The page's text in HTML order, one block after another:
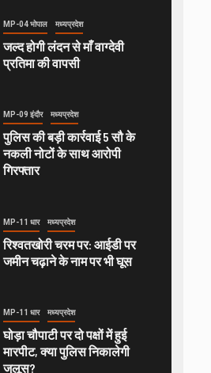
MP-04 भोपाल मध्यप्रदेश
जल्द होगी लंदन से माँ वाग्देवी
प्रतिमा की वापसी
MP-09 इंदौर मध्यप्रदेश
पुलिस की बड़ी कार्रवाई 5 सौ के
नकली नोटों के साथ आरोपी
गिरफ्तार
MP-11 धार मध्यप्रदेश
रिश्वतखोरी चरम पर: आईडी पर
जमीन चढ़ाने के नाम पर भी घूस
MP-11 धार मध्यप्रदेश
घोड़ा चौपाटी पर दो पक्षों में हुई
मारपीट, क्या पुलिस निकालेगी
जुलूस?